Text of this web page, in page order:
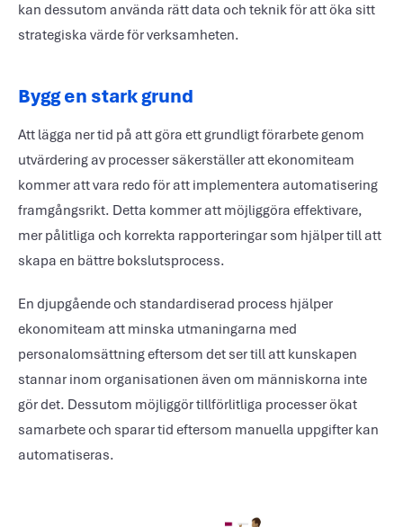
kan dessutom använda rätt data och teknik för att öka sitt
strategiska värde för verksamheten.
Bygg en stark grund
Att lägga ner tid på att göra ett grundligt förarbete genom
utvärdering av processer säkerställer att ekonomiteam
kommer att vara redo för att implementera automatisering
framgångsrikt. Detta kommer att möjliggöra effektivare,
mer pålitliga och korrekta rapporteringar som hjälper till att
skapa en bättre bokslutsprocess.
En djupgående och standardiserad process hjälper
ekonomiteam att minska utmaningarna med
personalomsättning eftersom det ser till att kunskapen
stannar inom organisationen även om människorna inte
gör det. Dessutom möjliggör tillförlitliga processer ökat
samarbete och sparar tid eftersom manuella uppgifter kan
automatiseras.